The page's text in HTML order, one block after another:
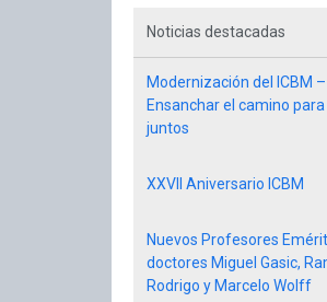
Noticias destacadas
Modernización del ICBM –
Ensanchar el camino
juntos
XXVII Aniversario ICBM
Nuevos Profesores
doctores Miguel Gasic,
Rodrigo y Marcelo Wolff